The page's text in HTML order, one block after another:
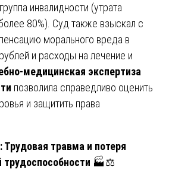
инвалидности (утрата
80%). Суд также взыскал с
морального вреда в
и расходы на лечение и
медицинская экспертиза
позволила справедливо оценить
и защитить права
травма и потеря
🏭⚖️